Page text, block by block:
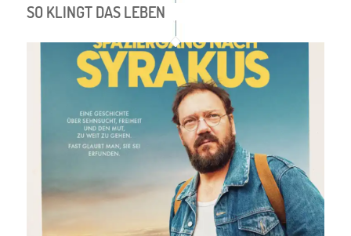
SO KLINGT DAS LEBEN